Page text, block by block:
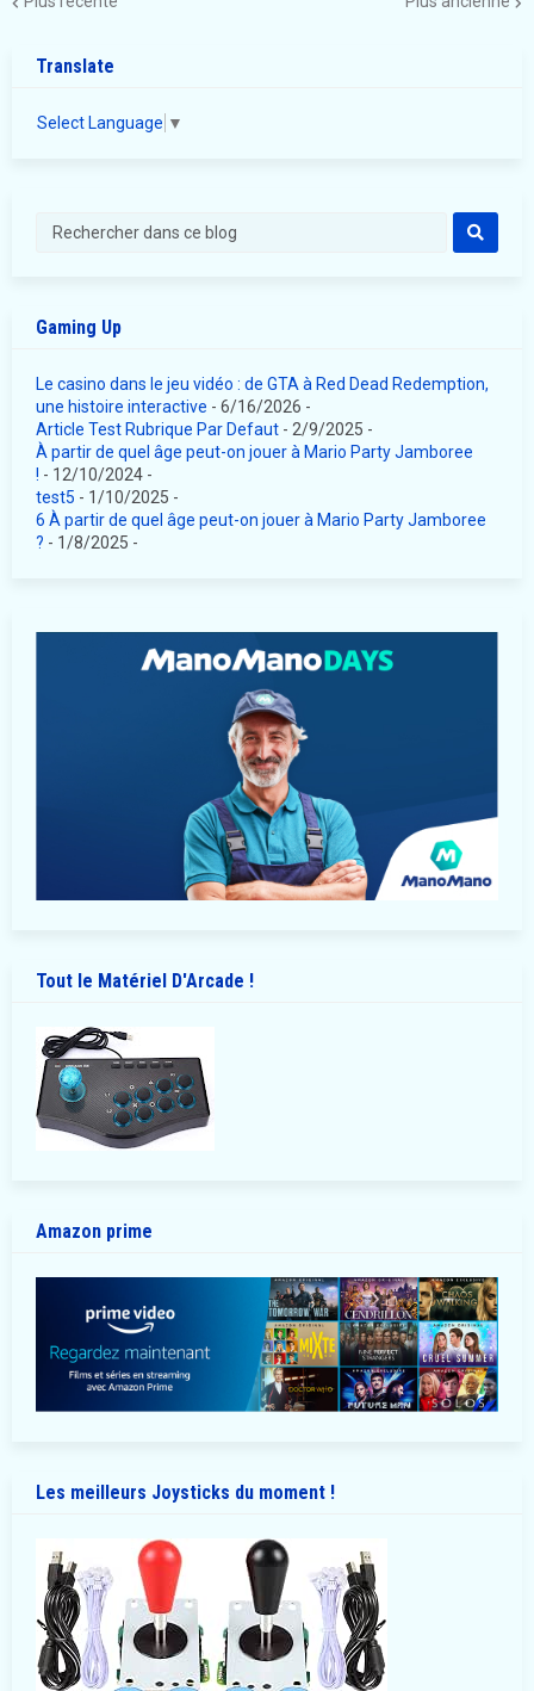
Translate
Select Language ▼
Gaming Up
Le casino dans le jeu vidéo : de GTA à Red Dead Redemption,
une histoire interactive - 6/16/2026 -
Article Test Rubrique Par Defaut - 2/9/2025 -
À partir de quel âge peut-on jouer à Mario Party Jamboree
! - 12/10/2024 -
test5 - 1/10/2025 -
6 À partir de quel âge peut-on jouer à Mario Party Jamboree
? - 1/8/2025 -
Tout le Matériel D'Arcade !
Amazon prime
Les meilleurs Joysticks du moment !